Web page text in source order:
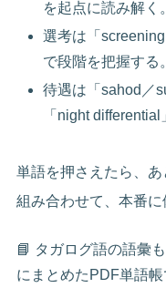
を起点に読み解く。
選考は「
で段階を把握する。
待遇は「sahod／
「night
単語を押さえたら、
組み合わせて、本番に
📘 タガログ語の語彙
にまとめたPDF単語帳